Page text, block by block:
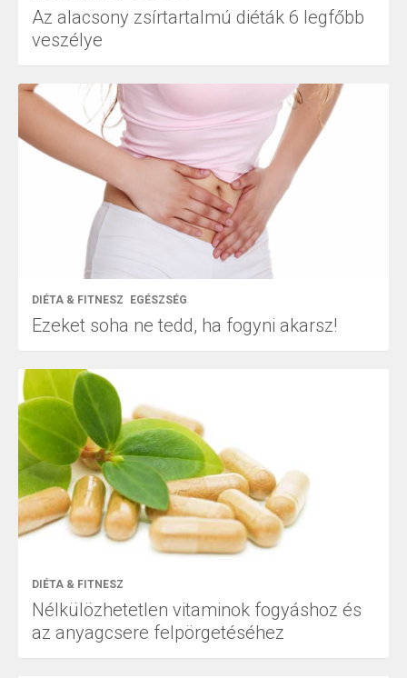
Az alacsony zsírtartalmú diéták 6 legfőbb
veszélye
DIÉTA & FITNESZ EGÉSZSÉG
Ezeket soha ne tedd, ha fogyni akarsz!
DIÉTA & FITNESZ
Nélkülözhetetlen vitaminok fogyáshoz és
az anyagcsere felpörgetéséhez